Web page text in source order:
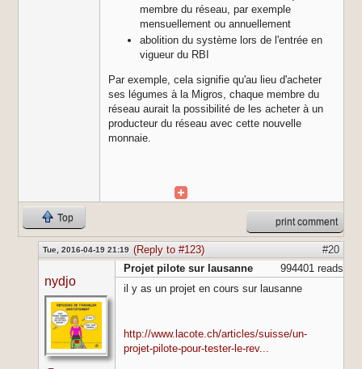
membre du réseau, par exemple
mensuellement ou annuellement
abolition du système lors de l'entrée en
vigueur du RBI
Par exemple, cela signifie qu'au lieu d'acheter
ses légumes à la Migros, chaque membre du
réseau aurait la possibilité de les acheter à un
producteur du réseau avec cette nouvelle
monnaie.
Top print comment
Tue, 2016-04-19 21:19 (Reply to #123) #20
nydjo
994401 reads
Projet pilote sur lausanne
il y as un projet en cours sur lausanne
http://www.lacote.ch/articles/suisse/un-
projet-pilote-pour-tester-le-rev...